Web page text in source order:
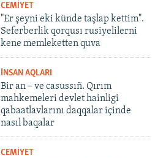
CEMİYET
"Er şeyni eki künde taşlap kettim".
Seferberlik qorqusı rusiyelilerni
kene memleketten quva
İNSAN AQLARI
Bir an – ve casussıñ. Qırım
mahkemeleri devlet hainligi
qabaatlavlarını daqqalar içinde
nasıl baqalar
CEMİYET